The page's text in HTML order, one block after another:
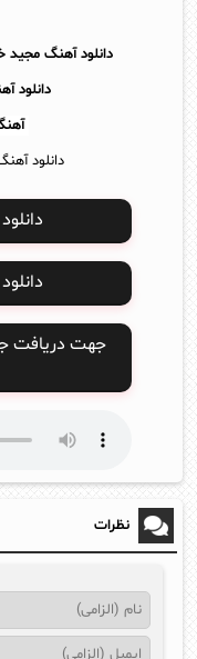
دانلود آهنگ
دانلود
دانلود
جهت دریافت
نظرات